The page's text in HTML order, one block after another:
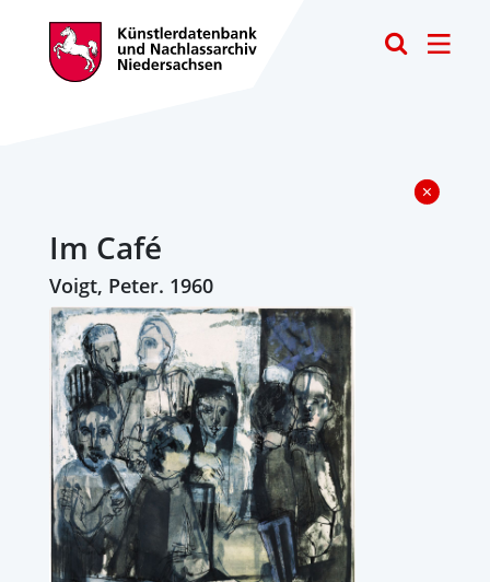
Im Café
Voigt, Peter. 1960